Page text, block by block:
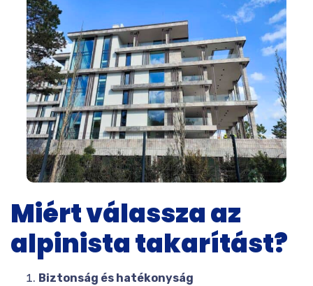
Miért válassza az
alpinista takarítást?
Biztonság és hatékonyság